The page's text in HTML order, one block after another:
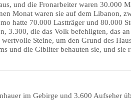
und die Fronarbeiter waren 30.000
Monat waren sie auf dem Libanon,
hatte 70.000 Lastträger und 80.000
3.300, die das Volk befehligten, das
Steine, um den Grund des
und die Gibliter behauten sie, und sie
im Gebirge und 3.600 Aufseher